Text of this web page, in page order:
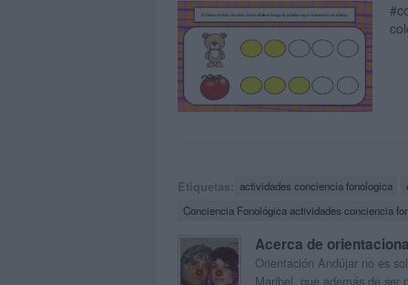
Etiquetas: actividades conciencia fonologica
Conciencia Fonológica actividades conciencia
Acerca de
Orientación Andújar no es
Maribel, que además de ser